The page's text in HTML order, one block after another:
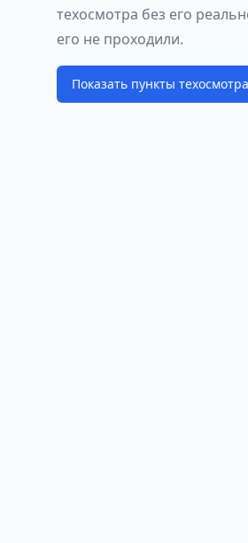
техосмотра без его
его не проходили.
Показать пункты